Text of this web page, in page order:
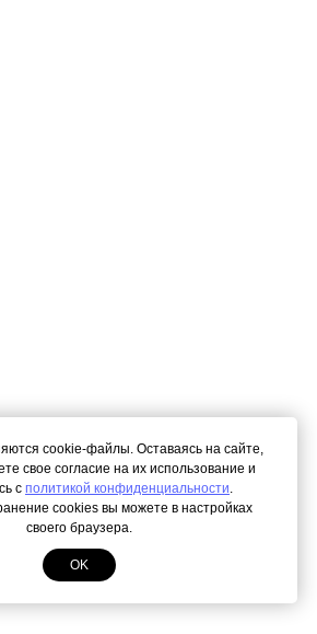
cookie-файлы. Оставаясь на сайте,
свое согласие на их использование и
с политикой конфиденциальности.
cookies вы можете в настройках
своего браузера.
OK